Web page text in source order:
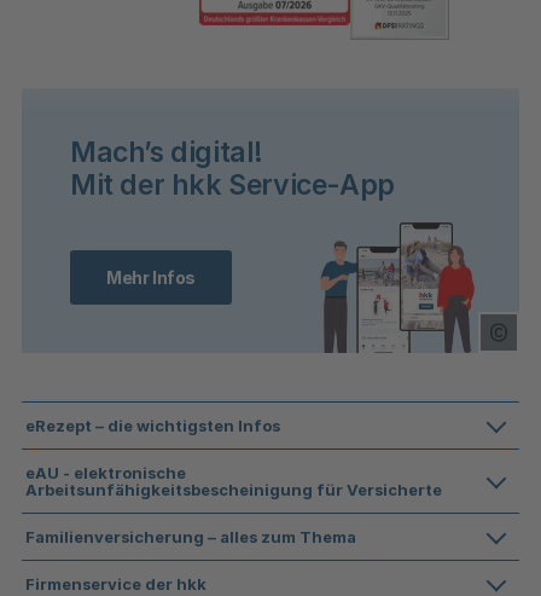
Mach’s digital!
Mit der hkk Service-App
Mehr Infos
eRezept – die wichtigsten Infos
eAU - elektronische
Arbeitsunfähigkeitsbescheinigung für Versicherte
Familienversicherung – alles zum Thema
Firmenservice der hkk